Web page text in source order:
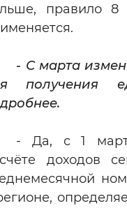
правило
- С марта
получения
- Да, с 1
доходов